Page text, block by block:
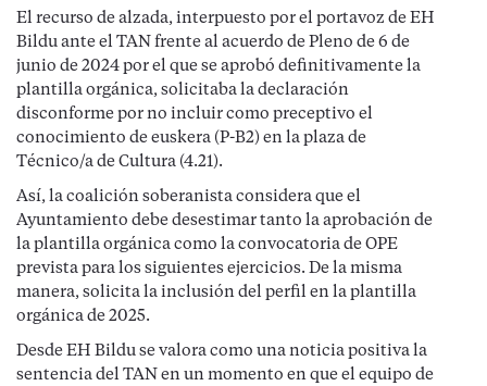
El recurso de alzada, interpuesto por el portavoz de EH
Bildu ante el TAN frente al acuerdo de Pleno de 6 de
junio de 2024 por el que se aprobó definitivamente la
plantilla orgánica, solicitaba la declaración
disconforme por no incluir como preceptivo el
conocimiento de euskera (P-B2) en la plaza de
Técnico/a de Cultura (4.21).
Así, la coalición soberanista considera que el
Ayuntamiento debe desestimar tanto la aprobación de
la plantilla orgánica como la convocatoria de OPE
prevista para los siguientes ejercicios. De la misma
manera, solicita la inclusión del perfil en la plantilla
orgánica de 2025.
Desde EH Bildu se valora como una noticia positiva la
sentencia del TAN en un momento en que el equipo de